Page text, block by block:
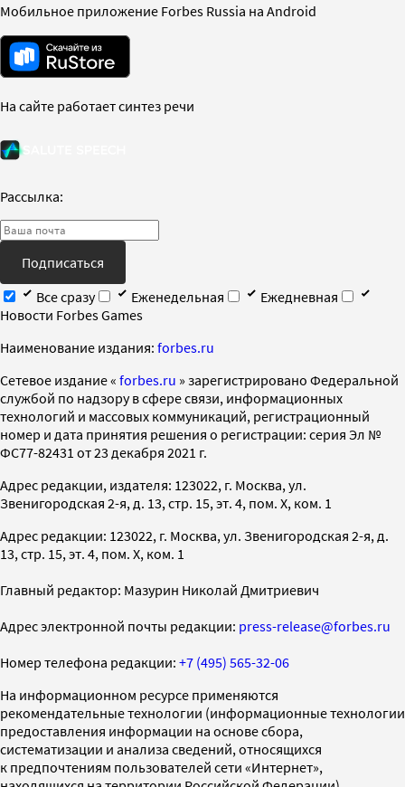
Мобильное приложение Forbes Russia на Android
На сайте работает синтез речи
Рассылка:
Подписаться
Все сразу
Еженедельная
Ежедневная
Новости Forbes Games
Наименование издания: forbes.ru
Cетевое издание « forbes.ru » зарегистрировано Федеральной
службой по надзору в сфере связи, информационных
технологий и массовых коммуникаций, регистрационный
номер и дата принятия решения о регистрации: серия Эл №
ФС77-82431 от 23 декабря 2021 г.
Адрес редакции, издателя: 123022, г. Москва, ул.
Звенигородская 2-я, д. 13, стр. 15, эт. 4, пом. X, ком. 1
Адрес редакции: 123022, г. Москва, ул. Звенигородская 2-я, д.
13, стр. 15, эт. 4, пом. X, ком. 1
Главный редактор: Мазурин Николай Дмитриевич
Адрес электронной почты редакции: press-release@forbes.ru
Номер телефона редакции: +7 (495) 565-32-06
На информационном ресурсе применяются
рекомендательные технологии (информационные технологии
предоставления информации на основе сбора,
систематизации и анализа сведений, относящихся
к предпочтениям пользователей сети «Интернет»,